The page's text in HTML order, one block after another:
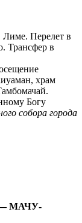
Лиме. Перелет в
Трансфер в
храм
Богу
собора города
МАЧУ-